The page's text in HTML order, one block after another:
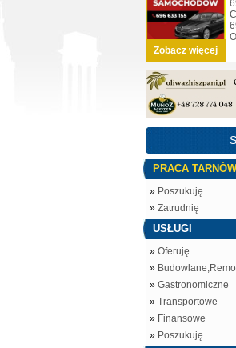
Zobacz więcej
PRACA TARNÓW
» Poszukuję
» Zatrudnię
USŁUGI
» Oferuję
»
» Gastronomiczne
» Transportowe
» Finansowe
» Poszukuję